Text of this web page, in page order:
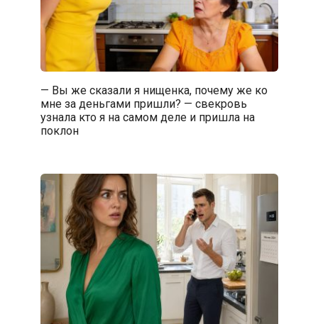
— Вы же сказали я нищенка, почему же ко
мне за деньгами пришли? — свекровь
узнала кто я на самом деле и пришла на
поклон